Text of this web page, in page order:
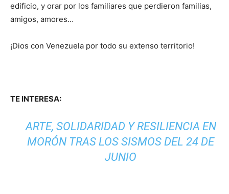
edificio, y orar por los familiares que perdieron familias,
amigos, amores…
¡Dios con Venezuela por todo su extenso territorio!
TE INTERESA:
ARTE, SOLIDARIDAD Y RESILIENCIA EN
MORÓN TRAS LOS SISMOS DEL 24 DE
JUNIO